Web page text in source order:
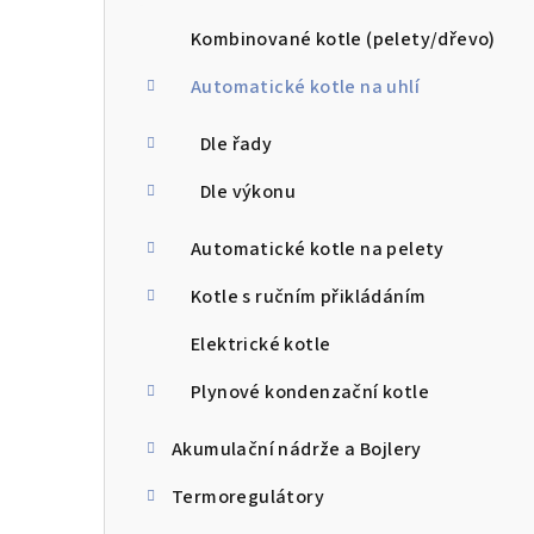
Kombinované kotle (pelety/dřevo)
Automatické kotle na uhlí
Dle řady
Dle výkonu
Automatické kotle na pelety
Kotle s ručním přikládáním
Elektrické kotle
Plynové kondenzační kotle
Akumulační nádrže a Bojlery
Termoregulátory